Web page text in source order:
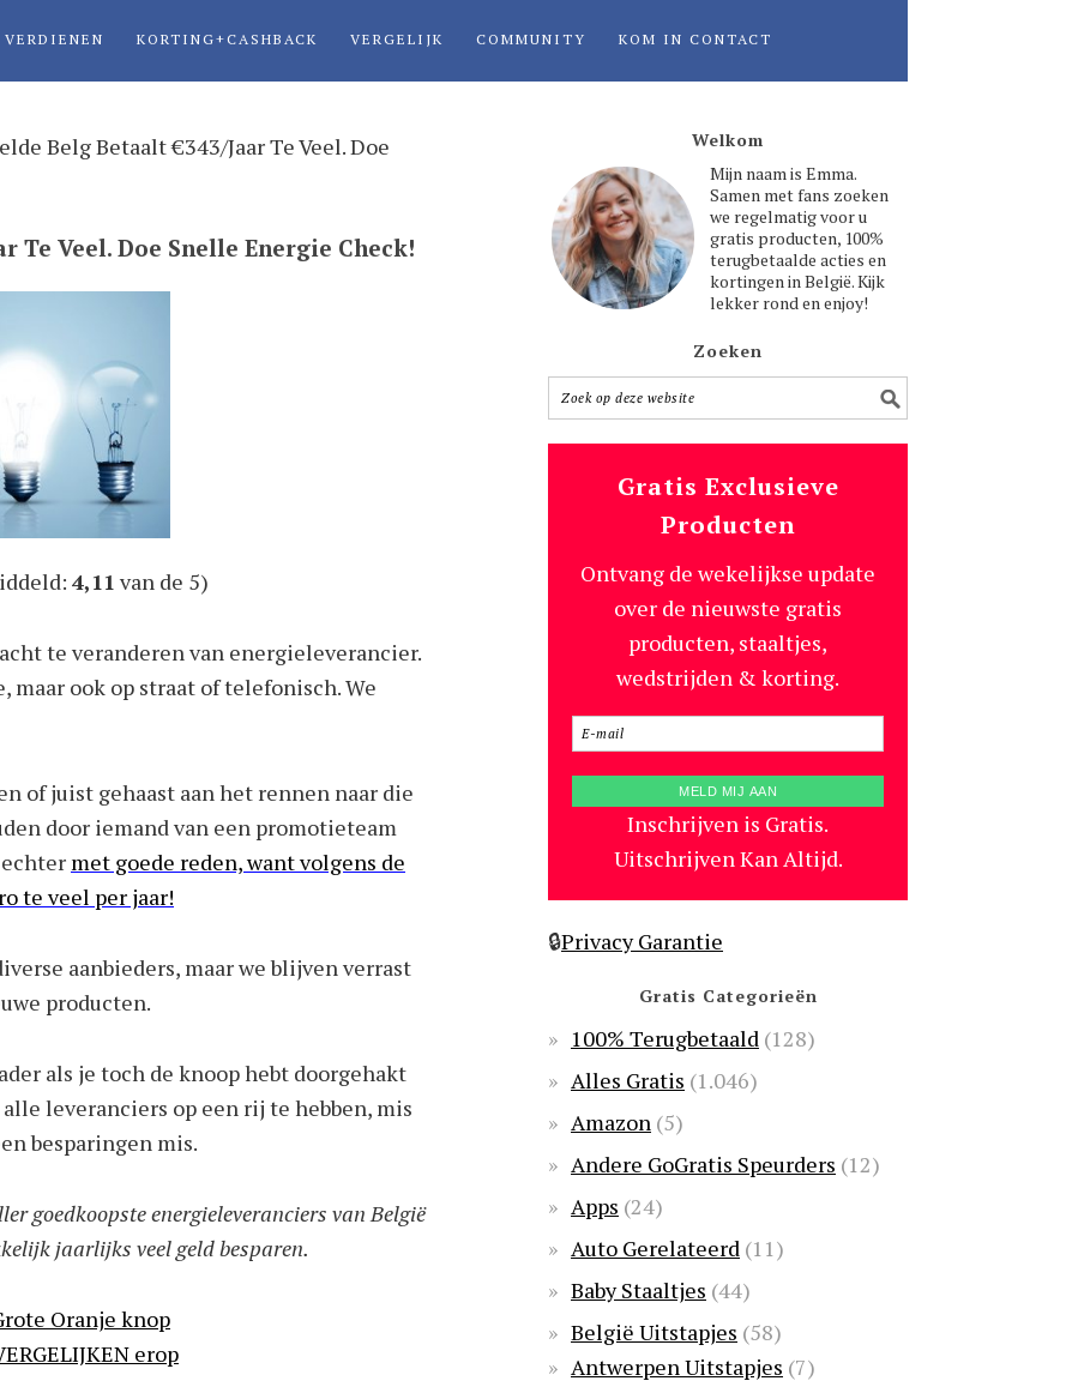
VERDIENEN KORTING+CASHBACK VERGELIJK COMMUNITY KOM IN CONTACT
Belg Betaalt €343/Jaar Te Veel. Doe
Veel. Doe Snelle Energie Check!
4,11 van de 5)
te veranderen van energieleverancier.
ook op straat of telefonisch. We
of juist gehaast aan het rennen naar die
door iemand van een promotieteam
met goede reden, want volgens de
te veel per jaar!
aanbieders, maar we blijven verrast
producten.
als je toch de knoop hebt doorgehakt
leveranciers op een rij te hebben, mis
besparingen mis.
goedkoopste energieleveranciers van België
jaarlijks veel geld besparen.
Welkom
Mijn naam is Emma.
Samen met fans zoeken
we regelmatig voor u
gratis producten, 100%
terugbetaalde acties en
kortingen in België. Kijk
lekker rond en enjoy!
Zoeken
Gratis Exclusieve
Producten
Ontvang de wekelijkse update
over de nieuwste gratis
producten, staaltjes,
wedstrijden & korting.
Inschrijven is Gratis.
Uitschrijven Kan Altijd.
🔒Privacy Garantie
Gratis Categorieën
100% Terugbetaald (128)
Alles Gratis (1.046)
Amazon (5)
Andere GoGratis Speurders (12)
Apps (24)
Auto Gerelateerd (11)
Baby Staaltjes (44)
België Uitstapjes (58)
Antwerpen Uitstapjes (7)